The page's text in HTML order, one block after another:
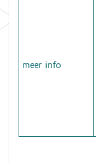
meer info